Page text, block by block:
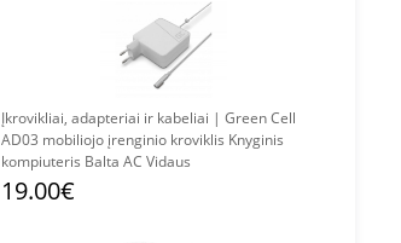
Įkrovikliai, adapteriai ir kabeliai | Green Cell
AD03 mobiliojo įrenginio kroviklis Knyginis
kompiuteris Balta AC Vidaus
19.00€